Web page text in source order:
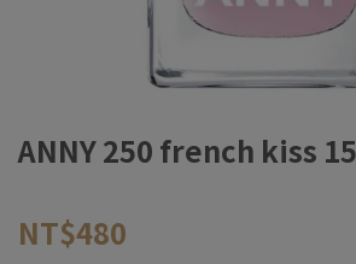
ANNY 250 french kiss
NT$480